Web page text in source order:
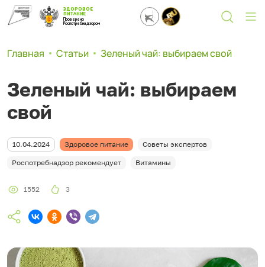
ЗДОРОВОЕ
ПИТАНИЕ
Проверено
Роспотребнадзором
Главная Статьи Зеленый чай: выбираем свой
Зеленый чай: выбираем
свой
10.04.2024 Здоровое питание Советы экспертов
Роспотребнадзор рекомендует Витамины
1552 3